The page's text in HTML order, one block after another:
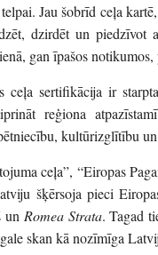
Jau šobrīd ceļa
dzirdēt un piedzīvot
gan īpašos notikumos,
ceļa sertifikācija ir
reģiona
kultūrizglītību
ceļa”, “Eiropas
šķērsoja pieci
un Romea Strata. Tagad
skan kā nozīmīga